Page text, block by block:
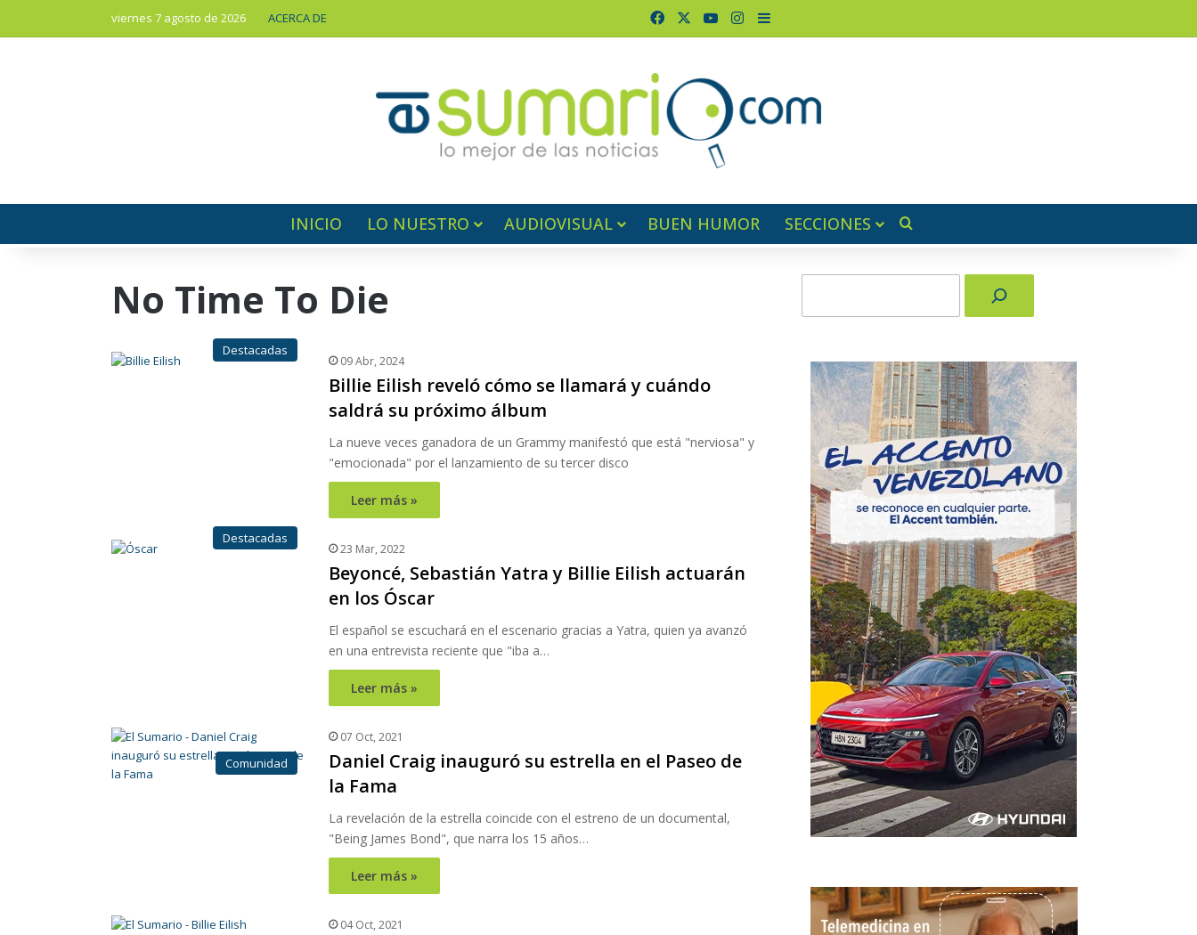
viernes 7 agosto de 2026 ACERCA DE FacebookYouTubeInstagram
Barra lateral
INICIO LO NUESTRO AUDIOVISUAL BUEN HUMOR SECCIONES
No Time To Die
Destacadas
09 Abr, 2024
Billie Eilish reveló cómo se llamará y cuándo
saldrá su próximo álbum
La nueve veces ganadora de un Grammy manifestó que está "nerviosa" y
"emocionada" por el lanzamiento de su tercer disco
Leer más »
Destacadas
23 Mar, 2022
Beyoncé, Sebastián Yatra y Billie Eilish actuarán
en los Óscar
El español se escuchará en el escenario gracias a Yatra, quien ya avanzó
en una entrevista reciente que "iba a…
Leer más »
Comunidad
07 Oct, 2021
Daniel Craig inauguró su estrella en el Paseo de
la Fama
La revelación de la estrella coincide con el estreno de un documental,
"Being James Bond", que narra los 15 años…
Leer más »
04 Oct, 2021